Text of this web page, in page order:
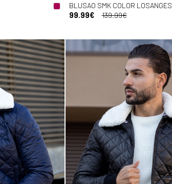
BLUSAO SMK COLOR LOSANGES
99.99€
139.99€